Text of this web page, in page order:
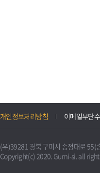
개인정보처리방침 이메일무단
(우)39281 경북 구미시 송정대로
Copyright(c) 2020. Gumi-si. all